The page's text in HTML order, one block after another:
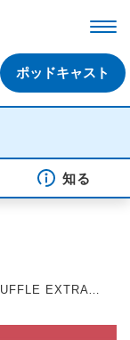
ポッドキャスト
知る
EXTRA 2026.01.02 vistlip